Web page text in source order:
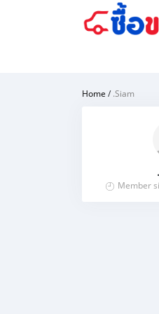
Home /.Siam
Member